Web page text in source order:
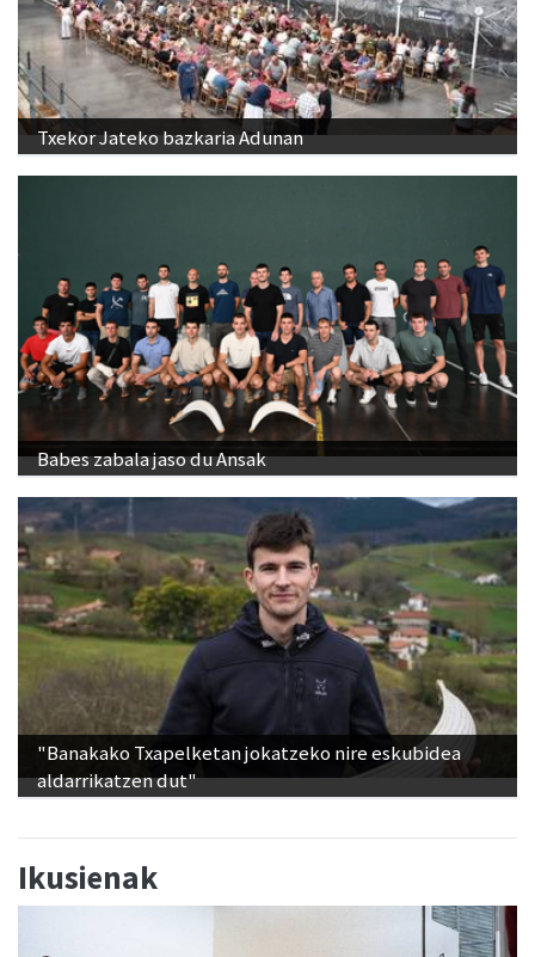
Txekor Jateko bazkaria Adunan
Babes zabala jaso du Ansak
"Banakako Txapelketan jokatzeko nire eskubidea
aldarrikatzen dut"
Ikusienak